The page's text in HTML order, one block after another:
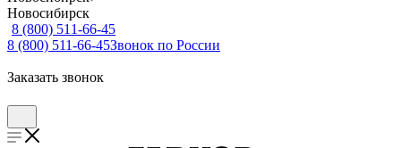
Новосибирск
8 (800) 511-66-45
8 (800) 511-66-45Звонок по России
Заказать звонок